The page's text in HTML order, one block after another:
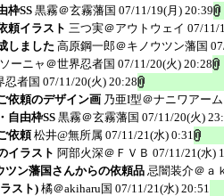
枠SS 黒霧＠玄霧藩国 07/11/19(月) 20:39
頼イラスト 三つ実＠アウトウェイ 07/11/
しました 高原鋼一郎＠キノウツン藩国
ソーニャ＠世界忍者国 07/11/20(火) 20:28
忍者国 07/11/20(火) 20:28
依頼のデザイン画 乃亜I型＠ナニワアー
自由枠SS 黒霧＠玄霧藩国 07/11/20(火)
依頼 松井@無所属 07/11/21(水) 0:31
イラスト 阿部火深＠ＦＶＢ 07/11/21(水)
ツン藩国さんからの依頼品 忌闇装介＠ａ
スト) 橘＠akiharu国 07/11/21(水) 20:51